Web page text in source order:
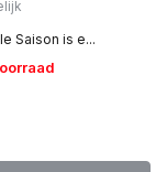
Saison is e...